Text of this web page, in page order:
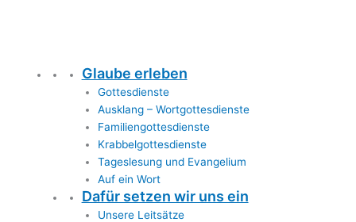
Glaube erleben
Gottesdienste
Ausklang – Wortgottesdienste
Familiengottesdienste
Krabbelgottesdienste
Tageslesung und Evangelium
Auf ein Wort
Dafür setzen wir uns ein
Unsere Leitsätze